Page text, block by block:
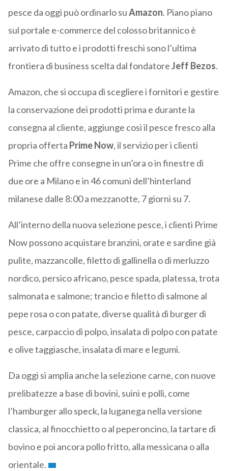
pesce da oggi può ordinarlo suAmazon. Piano piano
sul portale e-commerce del colosso britannico è
arrivato di tutto e i prodotti freschi sono l’ultima
frontiera di business scelta dal fondatoreJeff Bezos.
Amazon, che si occupa di scegliere i fornitori e gestire
la conservazione dei prodotti prima e durante la
consegna al cliente, aggiunge così il pesce fresco alla
propria offerta Prime Now, il servizio per i clienti
Prime che offre consegne in un’ora o in finestre di
due ore a Milano e in 46 comuni dell’hinterland
milanese dalle 8:00 a mezzanotte, 7 giorni su 7.
All’interno della nuova selezione pesce, i clienti Prime
Now possono acquistare branzini, orate e sardine già
pulite, mazzancolle, filetto di gallinella o di merluzzo
nordico, persico africano, pesce spada, platessa, trota
salmonata e salmone; trancio e filetto di salmone al
pepe rosa o con patate, diverse qualità di burger di
pesce, carpaccio di polpo, insalata di polpo con patate
e olive taggiasche, insalata di mare e legumi.
Da oggi si amplia anche la selezione carne, con nuove
prelibatezze a base di bovini, suini e polli, come
l’hamburger allo speck, la luganega nella versione
classica, al finocchietto o al peperoncino, la tartare di
bovino e poi ancora pollo fritto, alla messicana o alla
orientale.